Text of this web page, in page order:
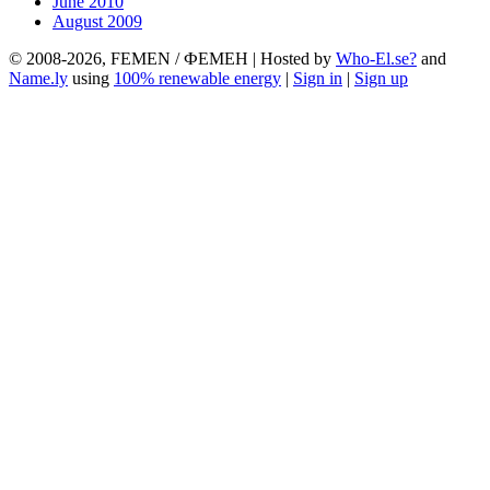
August 2009
© 2008-2026, FEMEN / ФЕМЕН | Hosted by Who-El.se? and
Name.ly using 100% renewable energy | Sign in | Sign up